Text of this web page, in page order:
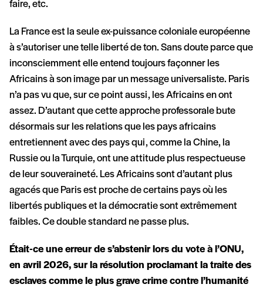
faire, etc.
La France est la seule ex-puissance coloniale européenne
à s’autoriser une telle liberté de ton. Sans doute parce que
inconsciemment elle entend toujours façonner les
Africains à son image par un message universaliste. Paris
n’a pas vu que, sur ce point aussi, les Africains en ont
assez. D’autant que cette approche professorale bute
désormais sur les relations que les pays africains
entretiennent avec des pays qui, comme la Chine, la
Russie ou la Turquie, ont une attitude plus respectueuse
de leur souveraineté. Les Africains sont d’autant plus
agacés que Paris est proche de certains pays où les
libertés publiques et la démocratie sont extrêmement
faibles. Ce double standard ne passe plus.
Était-ce une erreur de s’abstenir lors du vote à l’ONU,
en avril 2026, sur la résolution proclamant la traite des
esclaves comme le plus grave crime contre l’humanité